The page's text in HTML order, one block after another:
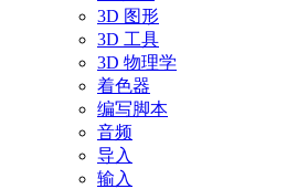
3D 图形
3D 工具
3D 物理学
着色器
编写脚本
音频
导入
输入